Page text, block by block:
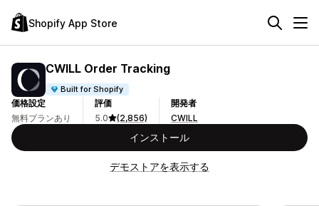
Shopify App Store
CWILL Order Tracking
Built for Shopify
価格設定
無料プランあり
評価
5.0
(2,856)
開発者
CWILL
インストール
デモストアを表示する